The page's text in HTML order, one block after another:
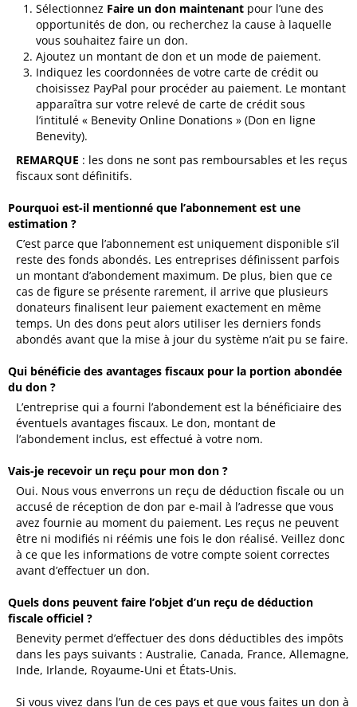
Sélectionnez Faire un don maintenant pour l’une des
opportunités de don, ou recherchez la cause à laquelle
vous souhaitez faire un don.
Ajoutez un montant de don et un mode de paiement.
Indiquez les coordonnées de votre carte de crédit ou
choisissez PayPal pour procéder au paiement. Le montant
apparaîtra sur votre relevé de carte de crédit sous
l’intitulé « Benevity Online Donations » (Don en ligne
Benevity).
REMARQUE : les dons ne sont pas remboursables et les reçus
fiscaux sont définitifs.
Pourquoi est-il mentionné que l’abonnement est une
estimation ?
C’est parce que l’abonnement est uniquement disponible s’il
reste des fonds abondés. Les entreprises définissent parfois
un montant d’abondement maximum. De plus, bien que ce
cas de figure se présente rarement, il arrive que plusieurs
donateurs finalisent leur paiement exactement en même
temps. Un des dons peut alors utiliser les derniers fonds
abondés avant que la mise à jour du système n’ait pu se faire.
Qui bénéficie des avantages fiscaux pour la portion abondée
du don ?
L’entreprise qui a fourni l’abondement est la bénéficiaire des
éventuels avantages fiscaux. Le don, montant de
l’abondement inclus, est effectué à votre nom.
Vais-je recevoir un reçu pour mon don ?
Oui. Nous vous enverrons un reçu de déduction fiscale ou un
accusé de réception de don par e-mail à l’adresse que vous
avez fournie au moment du paiement. Les reçus ne peuvent
être ni modifiés ni réémis une fois le don réalisé. Veillez donc
à ce que les informations de votre compte soient correctes
avant d’effectuer un don.
Quels dons peuvent faire l’objet d’un reçu de déduction
fiscale officiel ?
Benevity permet d’effectuer des dons déductibles des impôts
dans les pays suivants : Australie, Canada, France, Allemagne,
Inde, Irlande, Royaume-Uni et États-Unis.
Si vous vivez dans l’un de ces pays et que vous faites un don à